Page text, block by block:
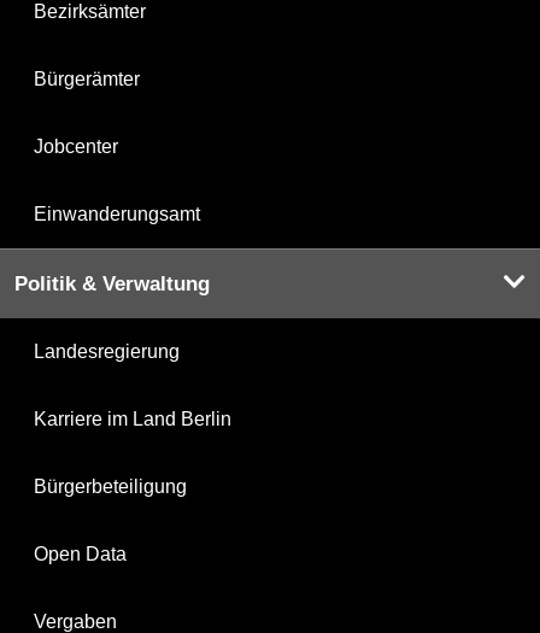
Bezirksämter
Bürgerämter
Jobcenter
Einwanderungsamt
Politik & Verwaltung
Landesregierung
Karriere im Land Berlin
Bürgerbeteiligung
Open Data
Vergaben